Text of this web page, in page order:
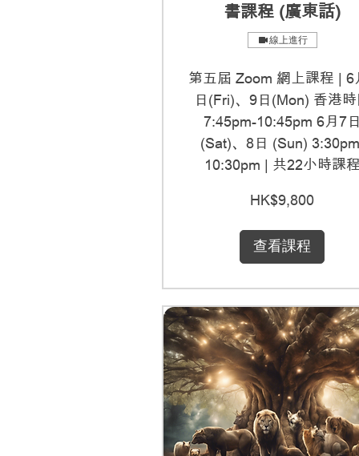
書課程 (廣東話)
線上進行
第五屆 Zoom 網上課程 | 6
日(Fri)、9日(Mon) 香港
7:45pm-10:45pm 6月7
(Sat)、8日 (Sun)
10:30pm | 共22小時課
HK$9,800
查看課程